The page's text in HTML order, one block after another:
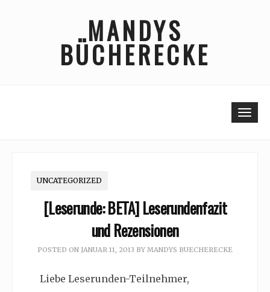
MANDYS
BÜCHERECKE
UNCATEGORIZED
[Leserunde: BETA] Leserundenfazit
und Rezensionen
POSTED ON JANUAR 11, 2013 BY MANDYS BUECHERECKE
Liebe Leserunden-Teilnehmer,